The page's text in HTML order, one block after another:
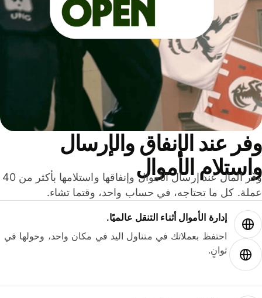
عند الإنفاق والإرسال
الأموال
وفّر المال عند إرسال الأموال وإنفاقها واستلامها بأكثر من 40
كل ما تحتاجه، في حساب واحد، وقتما تشاء.
إدارة الأموال أثناء التنقل عالميًا.
احتفظ بعملاتك في متناول اليد في مكان واحد، وحولها في
ثوانٍ.